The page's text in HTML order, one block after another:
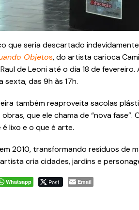
que seria descartado
Objetos, do artista carioca
Raul de Leoni até o dia 18 de
sexta, das 9h às 17h.
também reaproveita sacolas
que ele chama de “nova
lixo e o que é arte.
2010, transformando resíduos de
cria cidades, jardins e
Whatsapp Post Email